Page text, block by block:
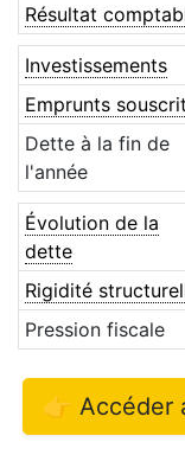
Résultat
Investissements
Emprunts
Dette à la fin de
l'année
Évolution de la
dette
Rigidité
Pression fiscale
👉 Accéder